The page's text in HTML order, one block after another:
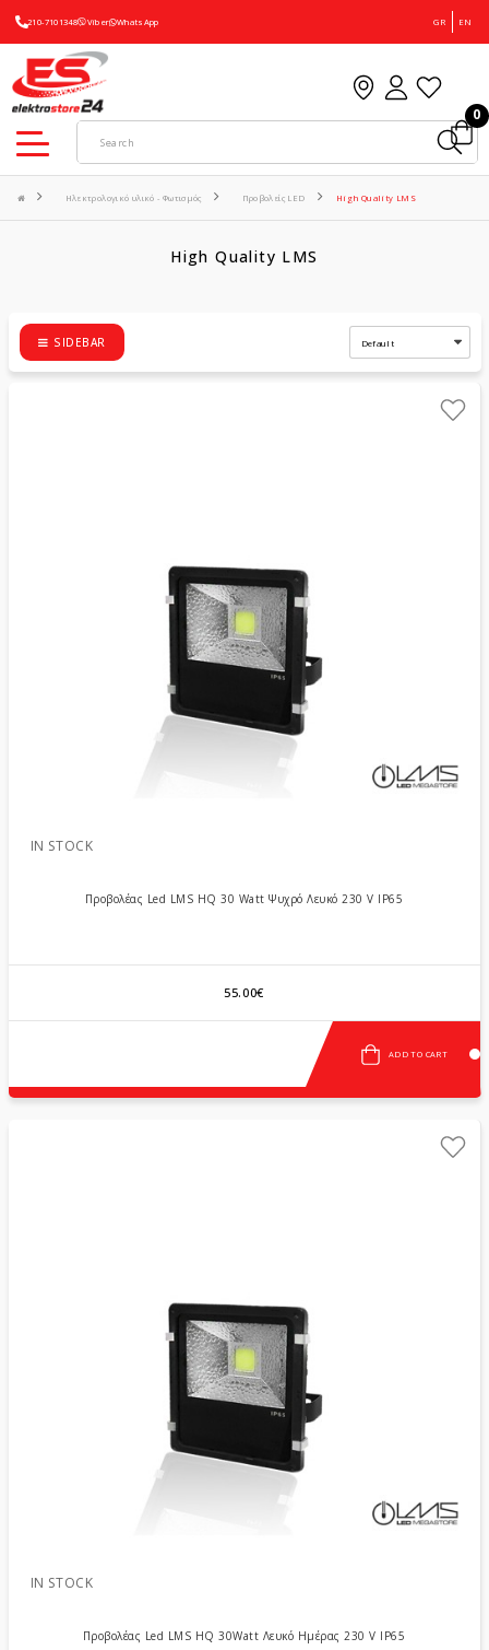
210-7101348 Viber WhatsApp GR EN
0
Ηλεκτρολογικό υλικό - Φωτισμός Προβολείς LED High Quality LMS
High Quality LMS
SIDEBAR
IN STOCK
Προβολέας Led LMS HQ 30 Watt Ψυχρό Λευκό 230 V IP65
55.00€
ADD TO CART
IN STOCK
Προβολέας Led LMS HQ 30Watt Λευκό Ημέρας 230 V IP65